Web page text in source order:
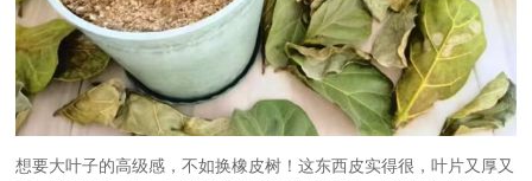
想要大叶子的高级感，不如换橡皮树！这东西皮实得很，叶片又厚又